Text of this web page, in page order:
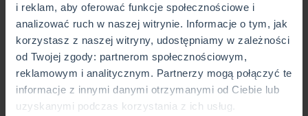
i reklam, aby oferować funkcje społecznościowe i
analizować ruch w naszej witrynie. Informacje o tym, jak
korzystasz z naszej witryny, udostępniamy w zależności
od Twojej zgody: partnerom społecznościowym,
reklamowym i analitycznym. Partnerzy mogą połączyć te
informacje z innymi danymi otrzymanymi od Ciebie lub
uzyskanymi podczas korzystania z ich usług.
Wkrótce otwarcie
Placówka lub Punkt Partnerski CUK Ubezpieczenia,
który wkrótce będzie otwarty.